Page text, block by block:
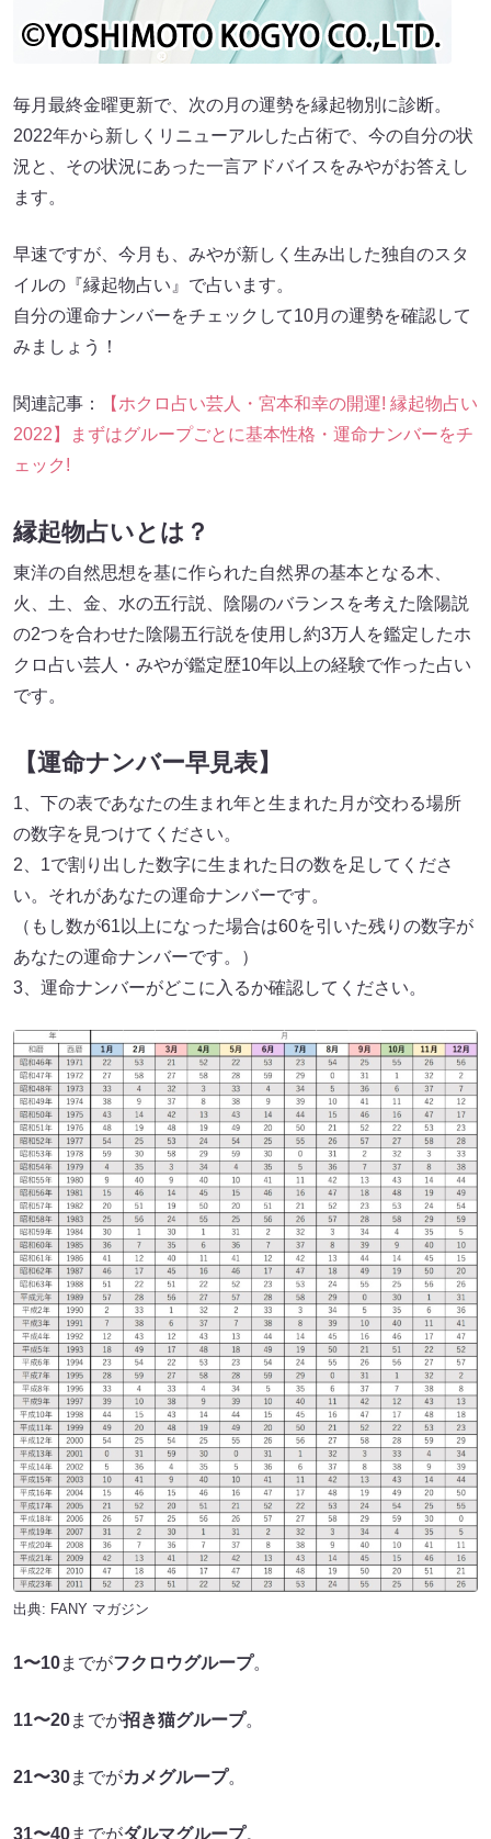
毎月最終金曜更新で、次の月の運勢を縁起物別に診断。
2022年から新しくリニューアルした占術で、今の自分の状
況と、その状況にあった一言アドバイスをみやがお答えし
ます。
早速ですが、今月も、みやが新しく生み出した独自のスタ
イルの『縁起物占い』で占います。
自分の運命ナンバーをチェックして10月の運勢を確認して
みましょう！
関連記事：
【ホクロ占い芸人・宮本和幸の開運! 縁起物占い
2022】まずはグループごとに基本性格・運命ナンバーをチ
ェック!
縁起物占いとは？
東洋の自然思想を基に作られた自然界の基本となる木、
火、土、金、水の五行説、陰陽のバランスを考えた陰陽説
の2つを合わせた陰陽五行説を使用し約3万人を鑑定したホ
クロ占い芸人・みやが鑑定歴10年以上の経験で作った占い
です。
【運命ナンバー早見表】
1、下の表であなたの生まれ年と生まれた月が交わる場所
の数字を見つけてください。
2、1で割り出した数字に生まれた日の数を足してくださ
い。それがあなたの運命ナンバーです。
（もし数が61以上になった場合は60を引いた残りの数字が
あなたの運命ナンバーです。）
3、運命ナンバーがどこに入るか確認してください。
出典: FANY マガジン
1〜10までがフクロウグループ。
11〜20までが招き猫グループ。
21〜30までがカメグループ。
31〜40までがダルマグループ。